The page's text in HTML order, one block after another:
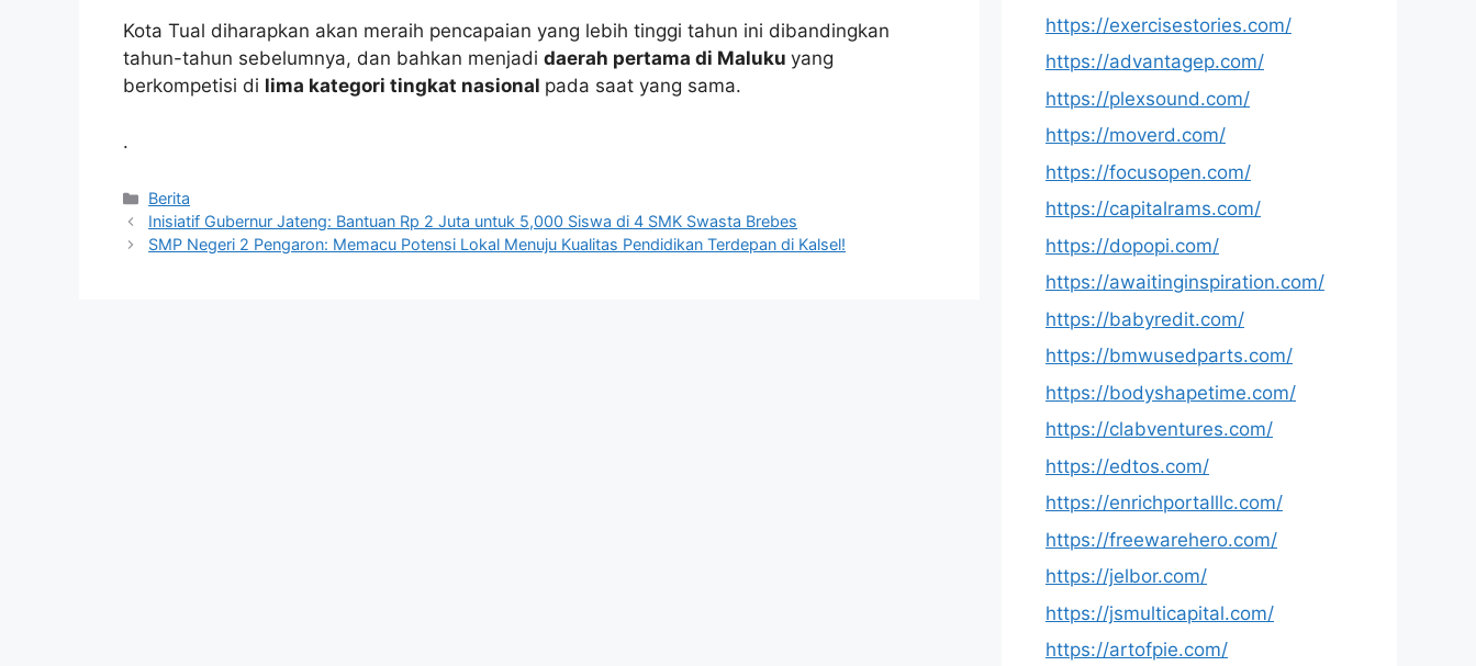
Kota Tual diharapkan akan meraih pencapaian yang lebih tinggi tahun ini dibandingkan
tahun-tahun sebelumnya, dan bahkan menjadi daerah pertama di Maluku yang
berkompetisi di lima kategori tingkat nasional pada saat yang sama.
.
Kategori
Berita
Inisiatif Gubernur Jateng: Bantuan Rp 2 Juta untuk 5,000 Siswa di 4 SMK Swasta Brebes
SMP Negeri 2 Pengaron: Memacu Potensi Lokal Menuju Kualitas Pendidikan Terdepan di Kalsel!
https://exercisestories.com/
https://advantagep.com/
https://plexsound.com/
https://moverd.com/
https://focusopen.com/
https://capitalrams.com/
https://dopopi.com/
https://awaitinginspiration.com/
https://babyredit.com/
https://bmwusedparts.com/
https://bodyshapetime.com/
https://clabventures.com/
https://edtos.com/
https://enrichportalllc.com/
https://freewarehero.com/
https://jelbor.com/
https://jsmulticapital.com/
https://artofpie.com/